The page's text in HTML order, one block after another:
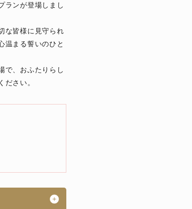
ランが登場しまし
な皆様に見守られ
温まる誓いのひと
で、おふたりらし
ださい。